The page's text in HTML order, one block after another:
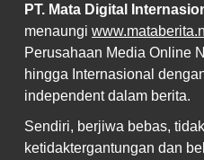
PT. Mata Digital
menaungi
Perusahaan Media Online
hingga Internasional
independent dalam berita.
Sendiri, berjiwa bebas,
ketidaktergantungan dan